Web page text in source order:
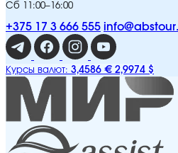
Сб 11:00–16:00
+375 17 3 666 555
Курсы валют: 3,4586 € 2,9974 $